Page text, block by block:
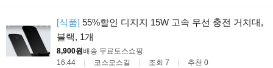
[식품] 55%할인 디지지 15W 고속 무선 충전 거치대,
블랙, 1개
8,900원배송 무료토스쇼핑
16:44
코스모스길 조회 7 추천 0